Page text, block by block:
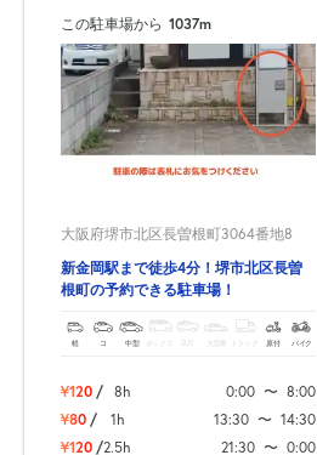
この駐車場から 1037m
大阪府堺市北区長曽根町3064番地8
新金岡駅まで徒歩4分！堺市北区長曽
根町の予約できる駐車場！
軽 コ 中型 ボックス SUV トラック 原付 バイク
¥120 / 8h 0:00 〜 8:00
¥80 / 1h 13:30 〜 14:30
¥120 /2.5h 21:30 〜 0:00